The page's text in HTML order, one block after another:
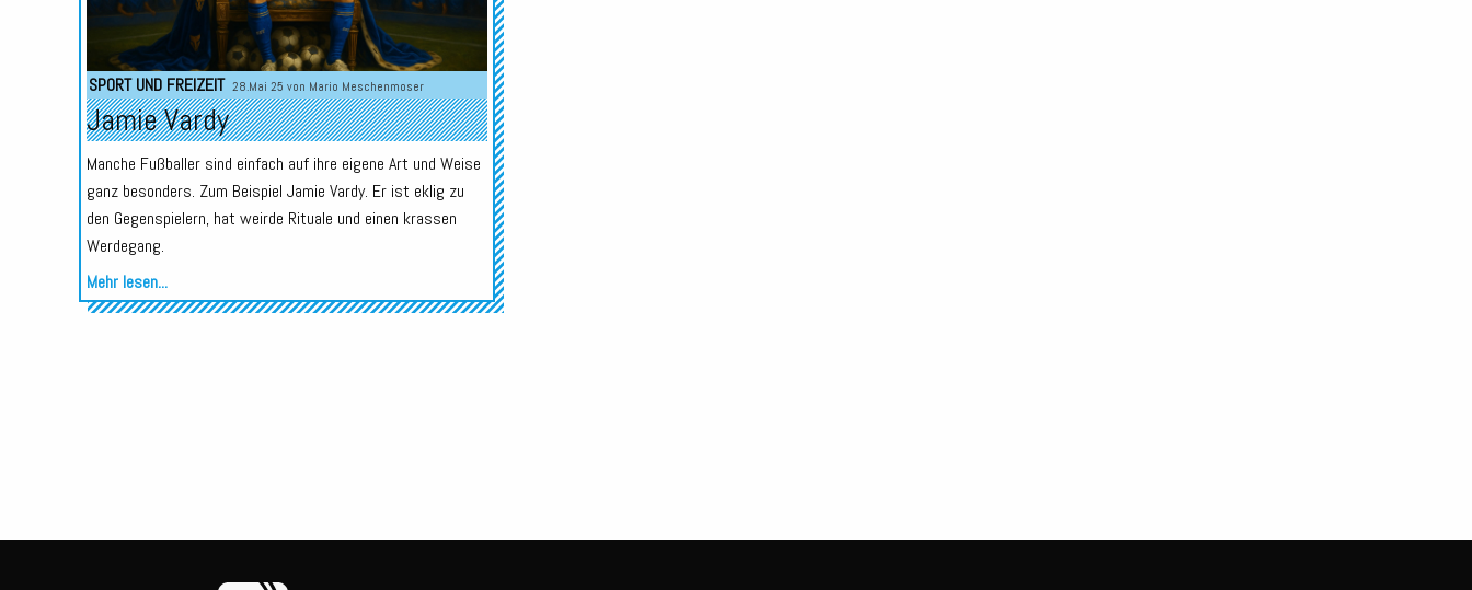
SPORT UND FREIZEIT 28.Mai 25 von Mario Meschenmoser
Jamie Vardy
Manche Fußballer sind einfach auf ihre eigene Art und Weise
ganz besonders. Zum Beispiel Jamie Vardy. Er ist eklig zu
den Gegenspielern, hat weirde Rituale und einen krassen
Werdegang.
Mehr lesen...